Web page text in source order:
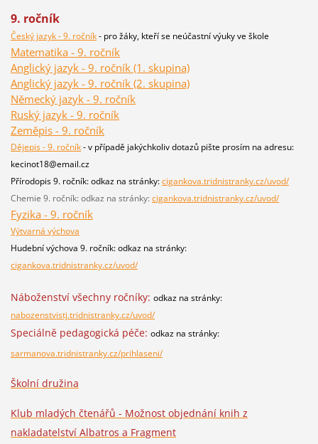
9. ročník
Český jazyk - 9. ročník- pro žáky, kteří se neúčastní výuky ve škole
Matematika - 9. ročník
Anglický jazyk - 9. ročník (1. skupina)
Anglický jazyk - 9. ročník (2. skupina)
Německý jazyk - 9. ročník
Ruský jazyk - 9. ročník
Zeměpis - 9. ročník
Dějepis - 9. ročník- v případě jakýchkoliv dotazů pište prosím na adresu:
kecinot18@email.cz
Přírodopis 9. ročník: odkaz na stránky:cigankova.tridnistranky.cz/uvod/
Chemie 9. ročník: odkaz na stránky: cigankova.tridnistranky.cz/uvod/
Fyzika - 9. ročník
Výtvarná výchova
Hudební výchova 9. ročník: odkaz na stránky:
cigankova.tridnistranky.cz/uvod/
Náboženství všechny ročníky: odkaz na stránky:
nabozenstvistj.tridnistranky.cz/uvod/
Speciálně pedagogická péče: odkaz na stránky:
sarmanova.tridnistranky.cz/prihlaseni/
Školní družina
Klub mladých čtenářů - Možnost objednání knih z
nakladatelství Albatros a Fragment